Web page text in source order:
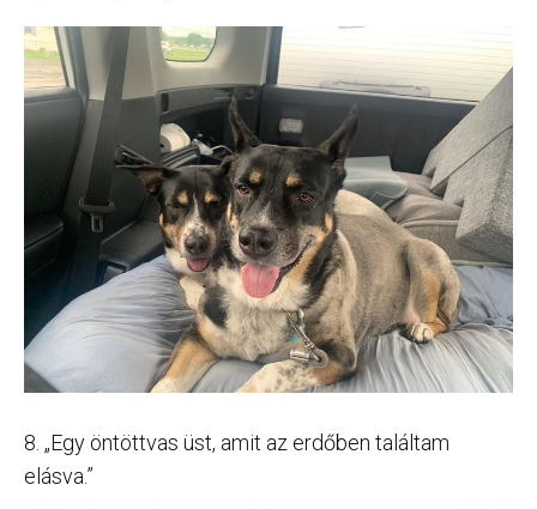
8. „Egy öntöttvas üst, amit az erdőben találtam
elásva.”